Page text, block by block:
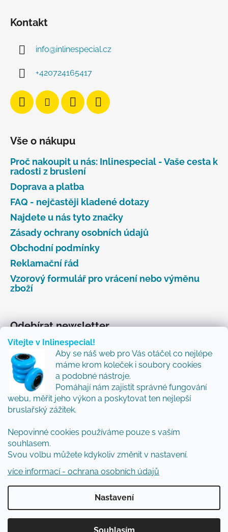
Vítejte v Inlinespecial!
Aby se náš web pro Vás otáčel co nejlépe
máme krom koleček i soubory cookies
a podobné nástroje.
Pomáhají nám zajistit správné fungování
webu, měřit jeho výkon a poskytovat ten nejlepší
bruslařský zážitek.
Nepovinné cookies používáme pouze s vaším
souhlasem.
Svou volbu můžete kdykoliv změnit v nastavení.
více informací - ochrana osobních údajů
Nastavení
Kontakt
info@inlinespecial.cz
+420724165417
Vše o nákupu
Proč nakoupit u nás: Inlinespecial - Vaše cesta k
radosti z bruslení
Doprava a platba
FAQ - nejčastěji kladené dotazy
Najdete u nás tyto značky
Zásady ochrany osobních údajů
Obchodní podmínky
Reklamační řád
Vzorový formulář pro vrácení nebo výměnu
zboží
Odebírat newsletter
Vložte svůj e-mail a my vám budeme zasílat informace
o nových produktech na našem e-shopu.
Přidejte se k nám a my Vám budeme zasílat ty nejlepší
novinky a tipy.
E-mail
Vložením e-mailu souhlasíte spodmínkami
ochrany osobních údajů
PŘIHLÁSIT SE
Vytvořil Shoptet